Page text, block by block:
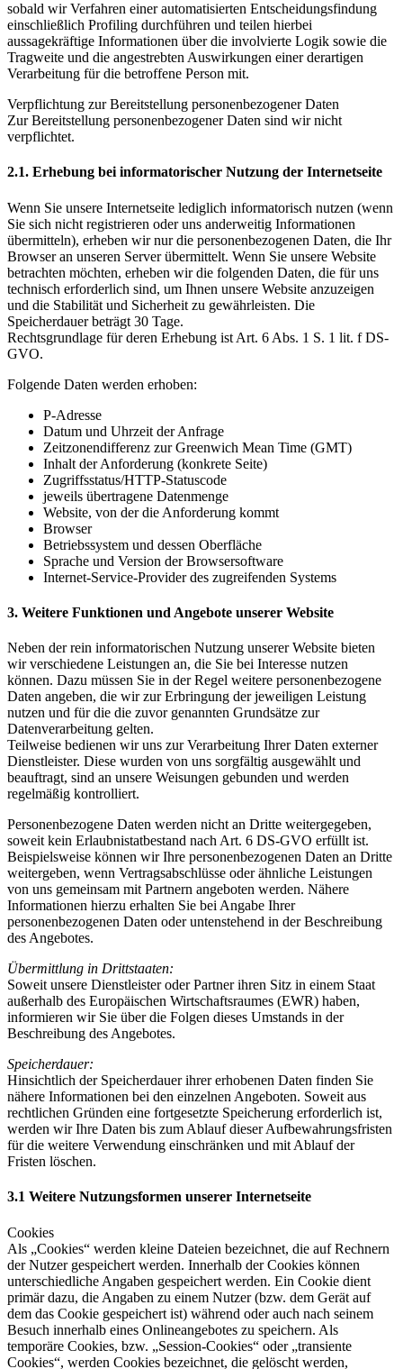
sobald wir Verfahren einer automatisierten Entscheidungsfindung
einschließlich Profiling durchführen und teilen hierbei
aussagekräftige Informationen über die involvierte Logik sowie die
Tragweite und die angestrebten Auswirkungen einer derartigen
Verarbeitung für die betroffene Person mit.
Verpflichtung zur Bereitstellung personenbezogener Daten
Zur Bereitstellung personenbezogener Daten sind wir nicht
verpflichtet.
2.1. Erhebung bei informatorischer Nutzung der Internetseite
Wenn Sie unsere Internetseite lediglich informatorisch nutzen (wenn
Sie sich nicht registrieren oder uns anderweitig Informationen
übermitteln), erheben wir nur die personenbezogenen Daten, die Ihr
Browser an unseren Server übermittelt. Wenn Sie unsere Website
betrachten möchten, erheben wir die folgenden Daten, die für uns
technisch erforderlich sind, um Ihnen unsere Website anzuzeigen
und die Stabilität und Sicherheit zu gewährleisten. Die
Speicherdauer beträgt 30 Tage.
Rechtsgrundlage für deren Erhebung ist Art. 6 Abs. 1 S. 1 lit. f DS-
GVO.
Folgende Daten werden erhoben:
P-Adresse
Datum und Uhrzeit der Anfrage
Zeitzonendifferenz zur Greenwich Mean Time (GMT)
Inhalt der Anforderung (konkrete Seite)
Zugriffsstatus/HTTP-Statuscode
jeweils übertragene Datenmenge
Website, von der die Anforderung kommt
Browser
Betriebssystem und dessen Oberfläche
Sprache und Version der Browsersoftware
Internet-Service-Provider des zugreifenden Systems
3. Weitere Funktionen und Angebote unserer Website
Neben der rein informatorischen Nutzung unserer Website bieten
wir verschiedene Leistungen an, die Sie bei Interesse nutzen
können. Dazu müssen Sie in der Regel weitere personenbezogene
Daten angeben, die wir zur Erbringung der jeweiligen Leistung
nutzen und für die die zuvor genannten Grundsätze zur
Datenverarbeitung gelten.
Teilweise bedienen wir uns zur Verarbeitung Ihrer Daten externer
Dienstleister. Diese wurden von uns sorgfältig ausgewählt und
beauftragt, sind an unsere Weisungen gebunden und werden
regelmäßig kontrolliert.
Personenbezogene Daten werden nicht an Dritte weitergegeben,
soweit kein Erlaubnistatbestand nach Art. 6 DS-GVO erfüllt ist.
Beispielsweise können wir Ihre personenbezogenen Daten an Dritte
weitergeben, wenn Vertragsabschlüsse oder ähnliche Leistungen
von uns gemeinsam mit Partnern angeboten werden. Nähere
Informationen hierzu erhalten Sie bei Angabe Ihrer
personenbezogenen Daten oder untenstehend in der Beschreibung
des Angebotes.
Übermittlung in Drittstaaten:
Soweit unsere Dienstleister oder Partner ihren Sitz in einem Staat
außerhalb des Europäischen Wirtschaftsraumes (EWR) haben,
informieren wir Sie über die Folgen dieses Umstands in der
Beschreibung des Angebotes.
Speicherdauer:
Hinsichtlich der Speicherdauer ihrer erhobenen Daten finden Sie
nähere Informationen bei den einzelnen Angeboten. Soweit aus
rechtlichen Gründen eine fortgesetzte Speicherung erforderlich ist,
werden wir Ihre Daten bis zum Ablauf dieser Aufbewahrungsfristen
für die weitere Verwendung einschränken und mit Ablauf der
Fristen löschen.
3.1 Weitere Nutzungsformen unserer Internetseite
Cookies
Als „Cookies“ werden kleine Dateien bezeichnet, die auf Rechnern
der Nutzer gespeichert werden. Innerhalb der Cookies können
unterschiedliche Angaben gespeichert werden. Ein Cookie dient
primär dazu, die Angaben zu einem Nutzer (bzw. dem Gerät auf
dem das Cookie gespeichert ist) während oder auch nach seinem
Besuch innerhalb eines Onlineangebotes zu speichern. Als
temporäre Cookies, bzw. „Session-Cookies“ oder „transiente
Cookies“, werden Cookies bezeichnet, die gelöscht werden,